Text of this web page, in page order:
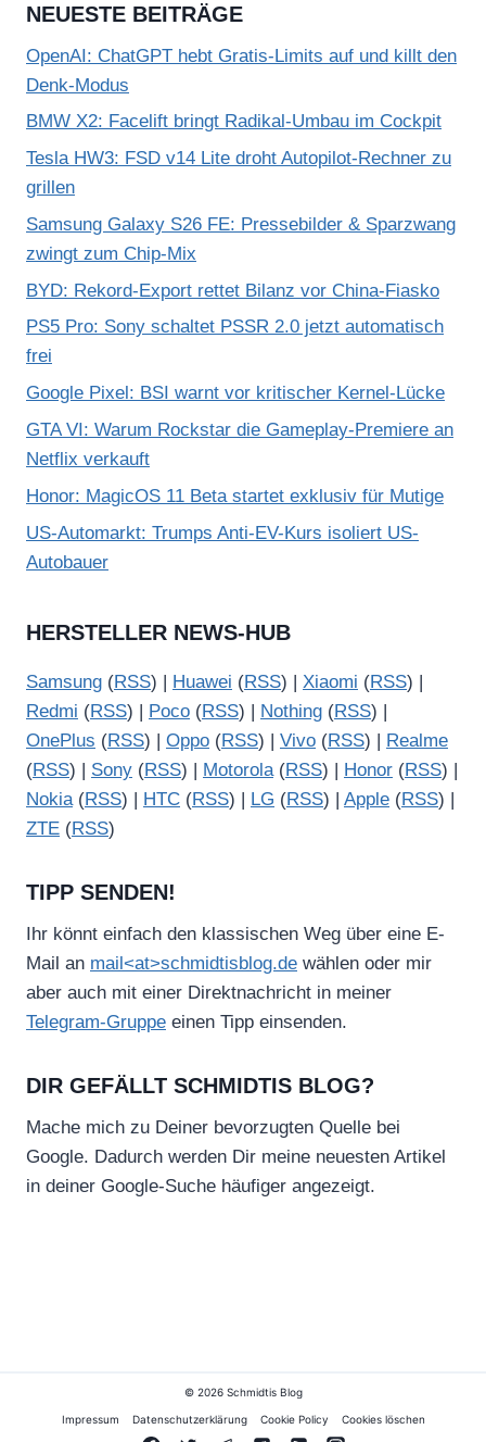
NEUESTE BEITRÄGE
OpenAI: ChatGPT hebt Gratis-Limits auf und killt den
Denk-Modus
BMW X2: Facelift bringt Radikal-Umbau im Cockpit
Tesla HW3: FSD v14 Lite droht Autopilot-Rechner zu
grillen
Samsung Galaxy S26 FE: Pressebilder & Sparzwang
zwingt zum Chip-Mix
BYD: Rekord-Export rettet Bilanz vor China-Fiasko
PS5 Pro: Sony schaltet PSSR 2.0 jetzt automatisch
frei
Google Pixel: BSI warnt vor kritischer Kernel-Lücke
GTA VI: Warum Rockstar die Gameplay-Premiere an
Netflix verkauft
Honor: MagicOS 11 Beta startet exklusiv für Mutige
US-Automarkt: Trumps Anti-EV-Kurs isoliert US-
Autobauer
HERSTELLER NEWS-HUB
Samsung (RSS) | Huawei (RSS) | Xiaomi (RSS) |
Redmi (RSS) | Poco (RSS) | Nothing (RSS) |
OnePlus (RSS) | Oppo (RSS) | Vivo (RSS) |
Realme
(RSS) | Sony (RSS) | Motorola(RSS) | Honor (RSS) |
Nokia(RSS) | HTC (RSS) | LG (RSS) | Apple (RSS) |
ZTE (RSS)
TIPP SENDEN!
Ihr könnt einfach den klassischen Weg über eine E-
Mail an mail<at>schmidtisblog.de wählen oder mir
aber auch mit einer Direktnachricht in meiner
Telegram-Gruppe einen Tipp einsenden.
DIR GEFÄLLT SCHMIDTIS BLOG?
Mache mich zu Deiner bevorzugten Quelle bei
Google. Dadurch werden Dir meine neuesten Artikel
in deiner Google-Suche häufiger angezeigt.
© 2026 Schmidtis Blog
Impressum Datenschutzerklärung Cookie Policy Cookies löschen